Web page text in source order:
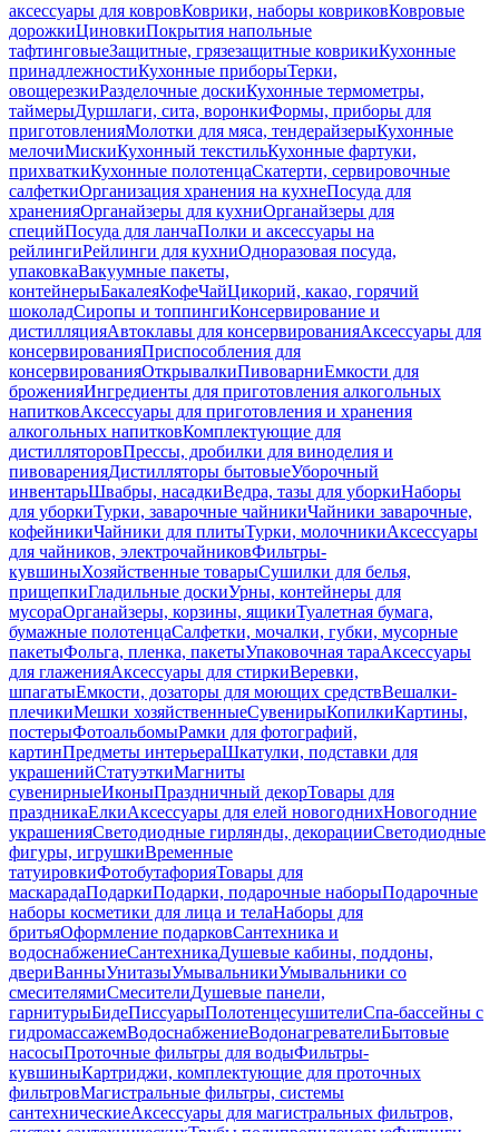
аксессуары для ковровКоврики, наборы ковриковКовровые
дорожкиЦиновкиПокрытия напольные
тафтинговыеЗащитные, грязезащитные коврикиКухонные
принадлежностиКухонные приборыТерки,
овощерезкиРазделочные доскиКухонные термометры,
таймерыДуршлаги, сита, воронкиФормы, приборы для
приготовленияМолотки для мяса, тендерайзерыКухонные
мелочиМискиКухонный текстильКухонные фартуки,
прихваткиКухонные полотенцаСкатерти, сервировочные
салфеткиОрганизация хранения на кухнеПосуда для
храненияОрганайзеры для кухниОрганайзеры для
специйПосуда для ланчаПолки и аксессуары на
рейлингиРейлинги для кухниОдноразовая посуда,
упаковкаВакуумные пакеты,
контейнерыБакалеяКофеЧайЦикорий, какао, горячий
шоколадСиропы и топпингиКонсервирование и
дистилляцияАвтоклавы для консервированияАксессуары для
консервированияПриспособления для
консервированияОткрывалкиПивоварниЕмкости для
броженияИнгредиенты для приготовления алкогольных
напитковАксессуары для приготовления и хранения
алкогольных напитковКомплектующие для
дистилляторовПрессы, дробилки для виноделия и
пивоваренияДистилляторы бытовыеУборочный
инвентарьШвабры, насадкиВедра, тазы для уборкиНаборы
для уборкиТурки, заварочные чайникиЧайники заварочные,
кофейникиЧайники для плитыТурки, молочникиАксессуары
для чайников, электрочайниковФильтры-
кувшиныХозяйственные товарыСушилки для белья,
прищепкиГладильные доскиУрны, контейнеры для
мусораОрганайзеры, корзины, ящикиТуалетная бумага,
бумажные полотенцаСалфетки, мочалки, губки, мусорные
пакетыФольга, пленка, пакетыУпаковочная тараАксессуары
для глаженияАксессуары для стиркиВеревки,
шпагатыЕмкости, дозаторы для моющих средствВешалки-
плечикиМешки хозяйственныеСувенирыКопилкиКартины,
постерыФотоальбомыРамки для фотографий,
картинПредметы интерьераШкатулки, подставки для
украшенийСтатуэткиМагниты
сувенирныеИконыПраздничный декорТовары для
праздникаЕлкиАксессуары для елей новогоднихНовогодние
украшенияСветодиодные гирлянды, декорацииСветодиодные
фигуры, игрушкиВременные
татуировкиФотобутафорияТовары для
маскарадаПодаркиПодарки, подарочные наборыПодарочные
наборы косметики для лица и телаНаборы для
бритьяОформление подарковСантехника и
водоснабжениеСантехникаДушевые кабины, поддоны,
двериВанныУнитазыУмывальникиУмывальники со
смесителямиСмесителиДушевые панели,
гарнитурыБидеПиссуарыПолотенцесушителиСпа-бассейны с
гидромассажемВодоснабжениеВодонагревателиБытовые
насосыПроточные фильтры для водыФильтры-
кувшиныКартриджи, комплектующие для проточных
фильтровМагистральные фильтры, системы
сантехническиеАксессуары для магистральных фильтров,